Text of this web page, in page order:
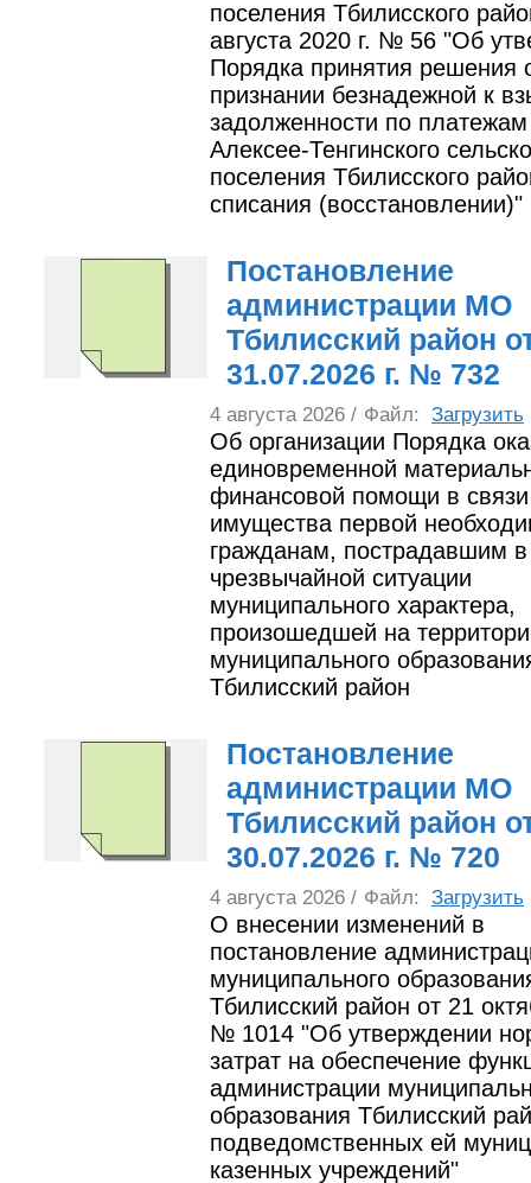
поселения Тбилисского
августа 2020 г. № 56 "Об
Порядка принятия решения
признании безнадежной к
задолженности по
Алексее-Тенгинского
поселения Тбилисского
списания (восстановлении)"
Постановление
администрации МО
Тбилисский район
31.07.2026 г. № 732
4 августа 2026 / Файл: Загрузить
Об организации Порядка
единовременной
финансовой помощи в связи
имущества первой
гражданам, пострадавшим в
чрезвычайной ситуации
муниципального характера,
произошедшей на
муниципального
Тбилисский район
Постановление
администрации МО
Тбилисский район
30.07.2026 г. № 720
4 августа 2026 / Файл: Загрузить
О внесении изменений в
постановление
муниципального
Тбилисский район от 21
№ 1014 "Об утверждении
затрат на обеспечение
администрации
образования Тбилисский
подведомственных ей
казенных учреждений"